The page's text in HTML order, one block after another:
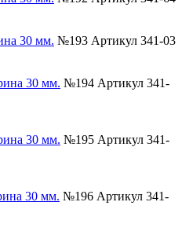
№193 Артикул 341-03
№194 Артикул 341-
№195 Артикул 341-
№196 Артикул 341-